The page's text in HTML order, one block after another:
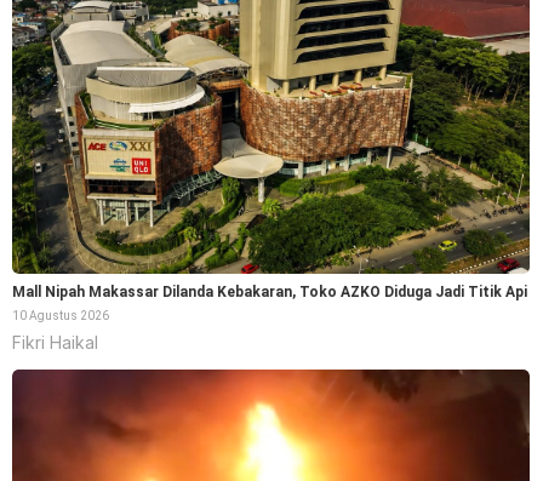
Mall Nipah Makassar Dilanda Kebakaran, Toko AZKO Diduga Jadi Titik Api
10 Agustus 2026
Fikri Haikal